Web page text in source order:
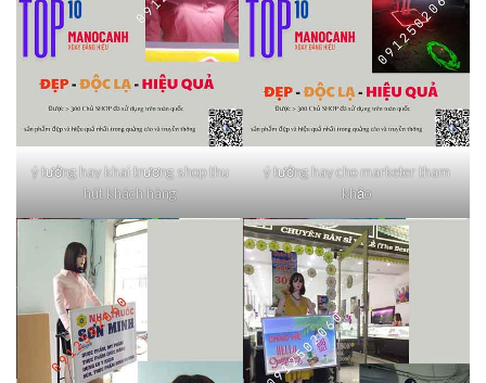
ý tưởng hay khai trương shop thu
hút khách hàng
ý tưởng hay cho marketer tham
khảo